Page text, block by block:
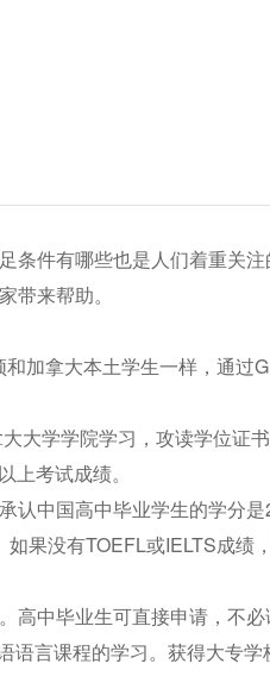
件有哪些也是人们着重关注
来帮助。
加拿大本土学生一样，通过
大学学院学习，攻读学位证
考试成绩。
认中国高中毕业学生的学分
果没有TOEFL或IELTS成绩
中毕业生可直接申请，不必
语言课程的学习。获得大专学